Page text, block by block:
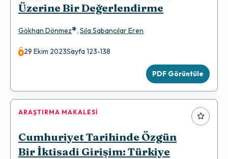
Üzerine Bir Değerlendirme
Gökhan Dönmez*, Sıla Sabancılar Eren
29 Ekim 2023Sayfa 123-138
PDF Görüntüle
ARAŞTIRMA MAKALESI
Cumhuriyet Tarihinde Özgün
Bir İktisadi Girişim: Türkiye